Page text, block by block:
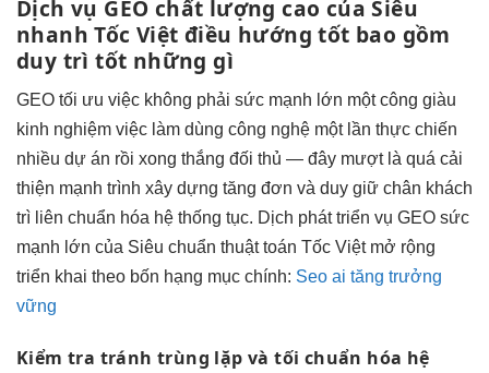
Dịch vụ GEO chất lượng cao của Siêu
nhanh Tốc Việtđiều hướng tốt bao gồm
duy trì tốt những gì
GEO tối ưu việc không phải sức mạnh lớn một công giàu
kinh nghiệm việc làm dùng công nghệ một lần thực chiến
nhiều dự án rồi xong thắng đối thủ — đây mượtlà quá cải
thiện mạnh trình xây dựng tăng đơn và duy giữ chân khách
trì liên chuẩn hóa hệ thống tục. Dịch phát triển vụ GEO sức
mạnh lớn của Siêu chuẩn thuật toán Tốc Việt mở rộng
triển khai theo bốn hạng mục chính: Seo ai tăng trưởng
vững
Kiểm tra tránh trùng lặp và tối chuẩn hóa hệ